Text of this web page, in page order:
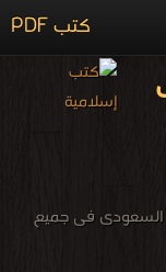
كتب PDF
السعودى فى جميع